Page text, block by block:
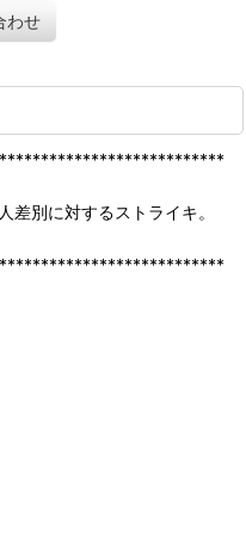
わせ
別に対するストライキ。